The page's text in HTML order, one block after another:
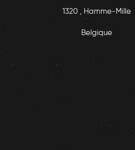
1320 , Hamme-Mille
Belgique